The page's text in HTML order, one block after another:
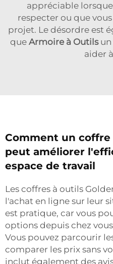
appréciable
respecter ou que
projet. Le désordre est
que Armoire à Outils
aider
Comment un
peut améliorer
espace de travail
Les coffres à outils
l'achat en ligne sur leur
est pratique, car vous
options depuis chez
Vous pouvez parcourir
comparer les prix sans
inclut également des